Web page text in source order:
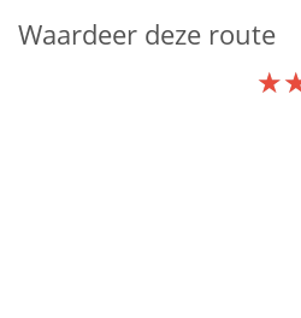
Waardeer deze route